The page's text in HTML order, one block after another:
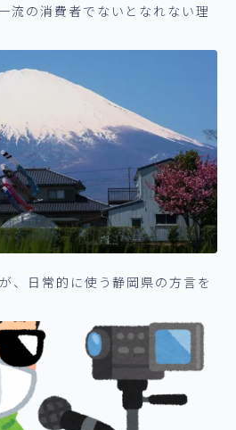
流の消費者でないとなれない理
、日常的に使う静岡県の方言を